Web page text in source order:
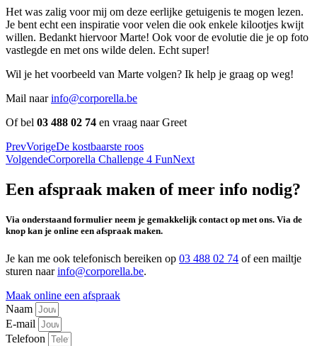
Het was zalig voor mij om deze eerlijke getuigenis te mogen lezen.
Je bent echt een inspiratie voor velen die ook enkele kilootjes kwijt
willen. Bedankt hiervoor Marte! Ook voor de evolutie die je op foto
vastlegde en met ons wilde delen. Echt super!
Wil je het voorbeeld van Marte volgen? Ik help je graag op weg!
Mail naarinfo@corporella.be
Of bel 03 488 02 74 en vraag naar Greet
PrevVorigeDe kostbaarste roos
VolgendeCorporella Challenge 4 FunNext
Een afspraak maken of meer info nodig?
Via onderstaand formulier neem je gemakkelijk contact op met ons. Via de
knop kan je online een afspraak maken.
Je kan me ook telefonisch bereiken op 03 488 02 74 of een mailtje
sturen naarinfo@corporella.be.
Maak online een afspraak
Naam
E-mail
Telefoon